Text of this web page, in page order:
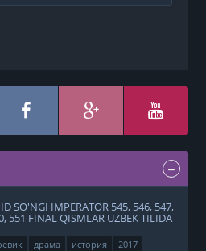
SO'NGI IMPERATOR 545, 546, 547,
551 FINAL QISMLAR UZBEK TILIDA
драма история 2017